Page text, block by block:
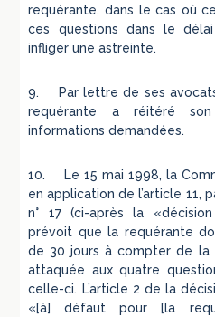
requérante, dans le cas où
ces questions dans le
infliger une astreinte.
9. Par lettre de ses avocats
requérante a réitéré
informations demandées.
10. Le 15 mai 1998, la
en application de l’article 11,
n° 17 (ci-après la
prévoit que la requérante
de 30 jours à compter de la
attaquée aux quatre
celle-ci. L’article 2 de la
«[à] défaut pour [la